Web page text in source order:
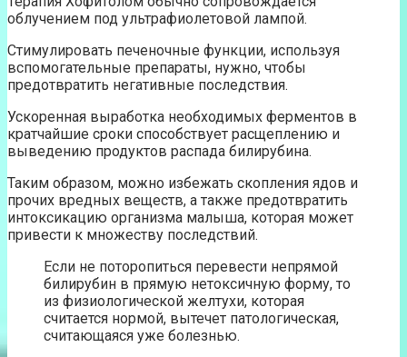
облучением под ультрафиолетовой лампой.
Стимулировать печеночные функции, используя
вспомогательные препараты, нужно, чтобы
предотвратить негативные последствия.
Ускоренная выработка необходимых ферментов в
кратчайшие сроки способствует расщеплению и
выведению продуктов распада билирубина.
Таким образом, можно избежать скопления ядов и
прочих вредных веществ, а также предотвратить
интоксикацию организма малыша, которая может
привести к множеству последствий.
Если не поторопиться перевести непрямой
билирубин в прямую нетоксичную форму, то
из физиологической желтухи, которая
считается нормой, вытечет патологическая,
считающаяся уже болезнью.